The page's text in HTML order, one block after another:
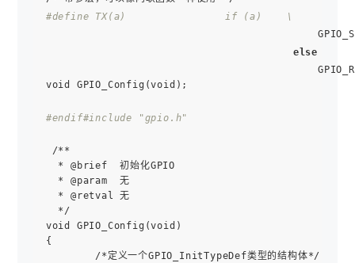
#define TX(a)                if (a)    \
else
void GPIO_Config(void);
#endif#include "gpio.h"
/**
* @brief  初始化GPIO
* @param  无
* @retval 无
*/
void GPIO_Config(void)
{
/*定义一个GPIO_InitTypeDef类型的结构体*/